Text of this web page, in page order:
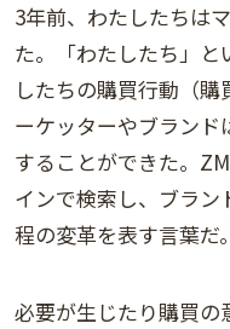
3年前、わたしたちは
た。「わたしたち」と
したちの購買行動（
ーケッターやブラン
することができた。
インで検索し、ブラ
程の変革を表す言葉だ。
必要が生じたり購買の